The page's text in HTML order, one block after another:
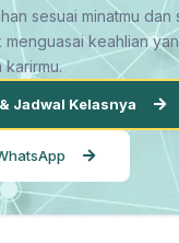
sesuai minatmu
menguasai keahlian
karirmu.
Jadwal Kelasnya